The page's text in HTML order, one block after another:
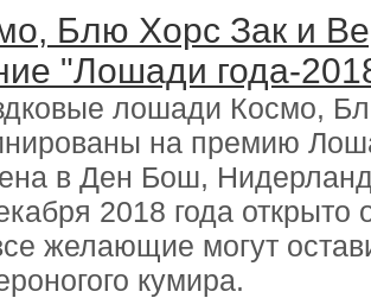
Блю Хорс Зак и
"Лошади года-
лошади Космо,
на премию
в Ден Бош,
2018 года открыто
желающие могут
кумира.